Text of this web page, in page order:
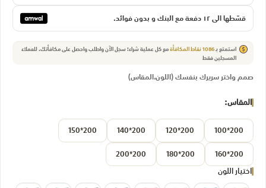
قسّطها الي ١٢ دفعة مع البنك و بدون فوائد.
استمتع بـ1086نقاط المكافأةمع كل عملية شراء! سجل الآن واطلب واحصل على مكافأتك.للعملاء
المسجلين فقط
صمم واختر سريرك بنفسك (اللون،المقاس)
المقاس
200*100
200*120
200*140
200*150
200*160
200*180
200*200
اختيار اللون